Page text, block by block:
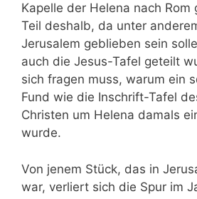
Kapelle der Helena nach Rom
Teil deshalb, da unter
Jerusalem geblieben sein
auch die Jesus-Tafel geteilt
sich fragen muss, warum ein
Fund wie die Inschrift-Tafel
Christen um Helena damals
wurde.
Von jenem Stück, das in
war, verliert sich die Spur im